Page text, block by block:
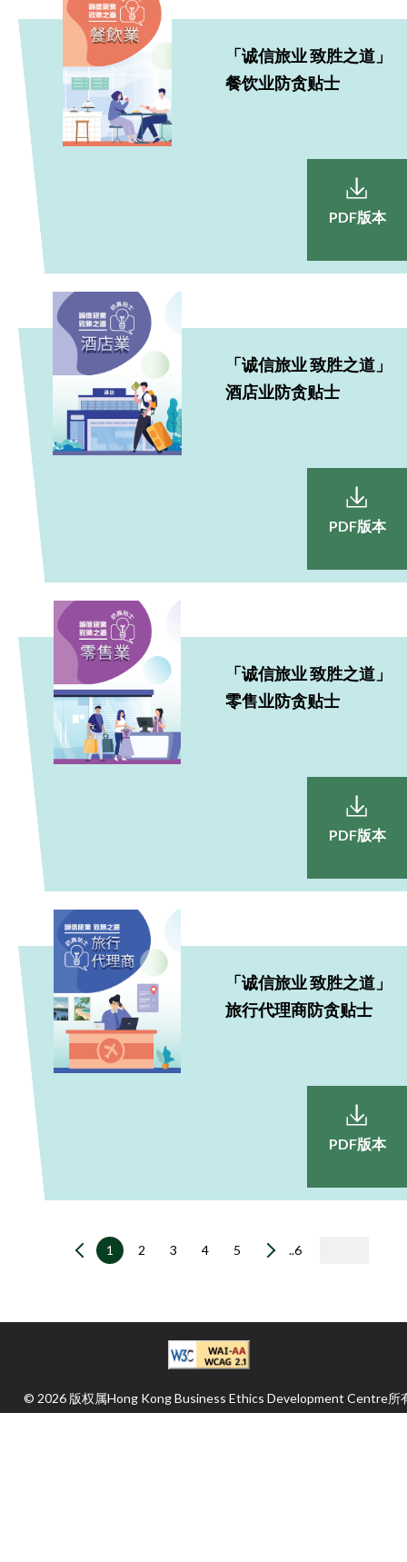
「诚信旅业 致胜之道」
餐饮业防贪贴士
PDF版本
「诚信旅业 致胜之道」
酒店业防贪贴士
PDF版本
「诚信旅业 致胜之道」
零售业防贪贴士
PDF版本
「诚信旅业 致胜之道」
旅行代理商防贪贴士
PDF版本
1 2 3 4 5 ..6
© 2026 版权属Hong Kong Business Ethics Development Centre所